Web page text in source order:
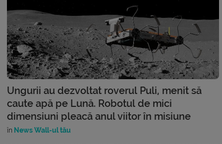
Ungurii au dezvoltat roverul Puli, menit să
caute apă pe Lună. Robotul de mici
dimensiuni pleacă anul viitor în misiune
în News Wall-ul tău